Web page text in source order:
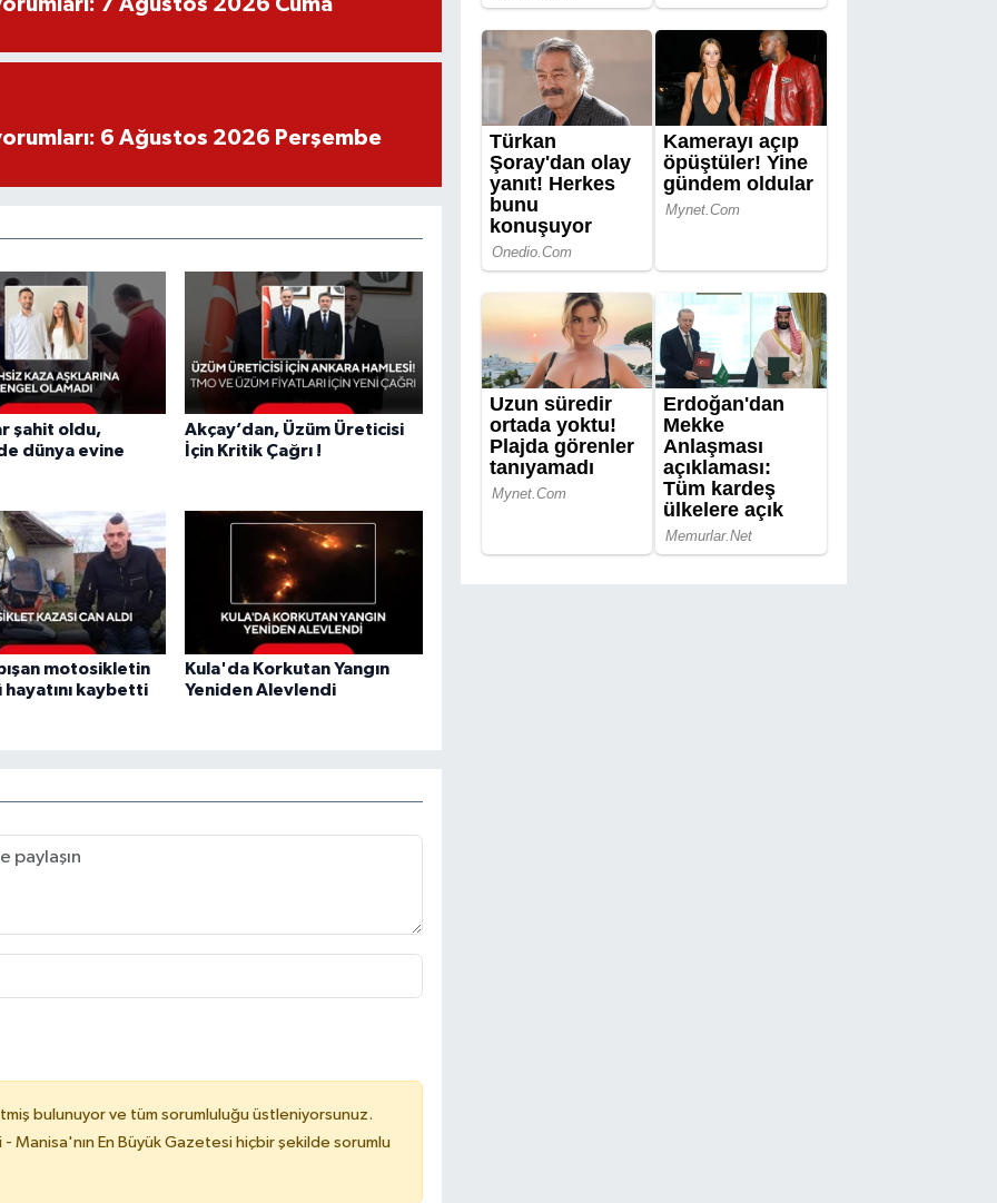
6 Ağustos 2026 Perşembe
şahit oldu,
dünya evine
Akçay’dan, Üzüm Üreticisi
İçin Kritik Çağrı !
motosikletin
hayatını kaybetti
Kula'da Korkutan Yangın
Yeniden Alevlendi
bulunuyor ve tüm sorumluluğu üstleniyorsunuz.
Manisa'nın En Büyük Gazetesi hiçbir şekilde sorumlu